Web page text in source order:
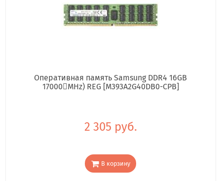
Оперативная память Samsung DDR4 16GB
17000񢋕MHz) REG [M393A2G40DB0-CPB]
2 305 руб.
В корзину